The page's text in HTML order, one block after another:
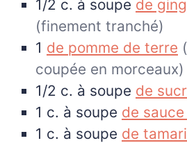
1/2 c. à soupe de
(finement tranché)
1 de pomme de terre
coupée en morceaux)
1/2 c. à soupe de
1 c. à soupe de
1 c. à soupe de